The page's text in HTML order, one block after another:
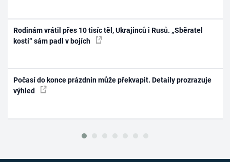
Rodinám vrátil přes 10 tisíc těl, Ukrajinců i Rusů. „Sběratel
kostí“ sám padl v bojích
Počasí do konce prázdnin může překvapit. Detaily prozrazuje
výhled